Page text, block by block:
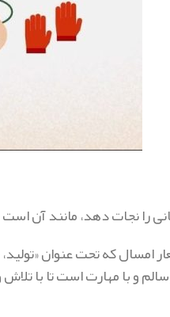
دهد، مانند آن است که جان
امسال که تحت عنوان
سالم و با مهارت است تا با